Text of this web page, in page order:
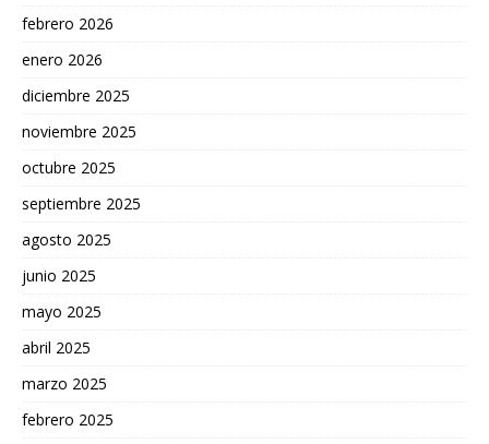
febrero 2026
enero 2026
diciembre 2025
noviembre 2025
octubre 2025
septiembre 2025
agosto 2025
junio 2025
mayo 2025
abril 2025
marzo 2025
febrero 2025